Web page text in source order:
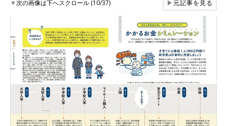
▼次の画像は下へスクロール (10/37) ▶元記事を見る